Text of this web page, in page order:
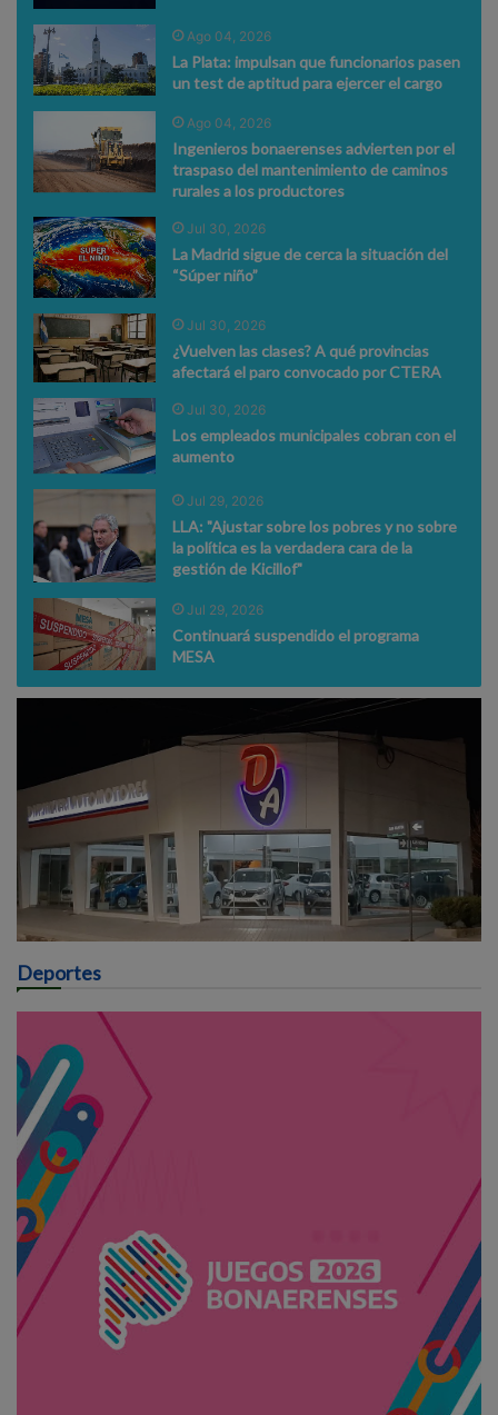
Ago 04, 2026
La Plata: impulsan que funcionarios pasen
un test de aptitud para ejercer el cargo
Ago 04, 2026
Ingenieros bonaerenses advierten por el
traspaso del mantenimiento de caminos
rurales a los productores
Jul 30, 2026
La Madrid sigue de cerca la situación del
“Súper niño”
Jul 30, 2026
¿Vuelven las clases? A qué provincias
afectará el paro convocado por CTERA
Jul 30, 2026
Los empleados municipales cobran con el
aumento
Jul 29, 2026
LLA: "Ajustar sobre los pobres y no sobre
la política es la verdadera cara de la
gestión de Kicillof"
Jul 29, 2026
Continuará suspendido el programa
MESA
Deportes